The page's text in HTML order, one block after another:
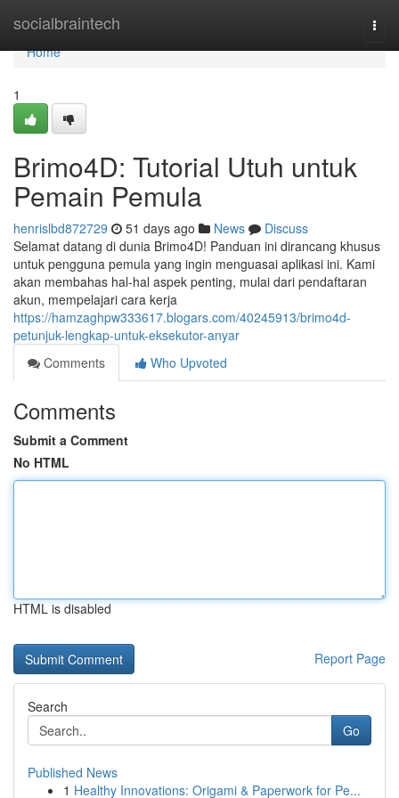
socialbraintech
Home
Home
1
Brimo4D: Tutorial Utuh untuk
Pemain Pemula
henrislbd872729 51 days ago News
Discuss
Selamat datang di dunia Brimo4D! Panduan ini dirancang khusus
untuk pengguna pemula yang ingin menguasai aplikasi ini. Kami
akan membahas hal-hal aspek penting, mulai dari pendaftaran
akun, mempelajari cara kerja
https://hamzaghpw333617.blogars.com/40245913/brimo4d-
petunjuk-lengkap-untuk-eksekutor-anyar
Comments
Who Upvoted
Comments
Submit a Comment
No HTML
HTML is disabled
Report Page
Search
Go
Published News
1 Healthy Innovations: Origami & Paperwork for Pe...